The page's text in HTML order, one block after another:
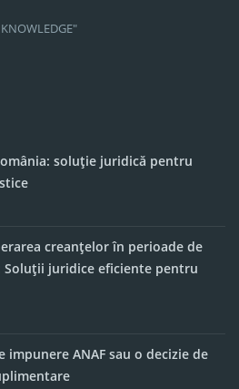
soluție juridică pentru
creanțelor în perioade de
juridice eficiente pentru
impunere ANAF sau o decizie de